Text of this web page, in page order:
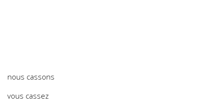
nous cassons
vous cassez